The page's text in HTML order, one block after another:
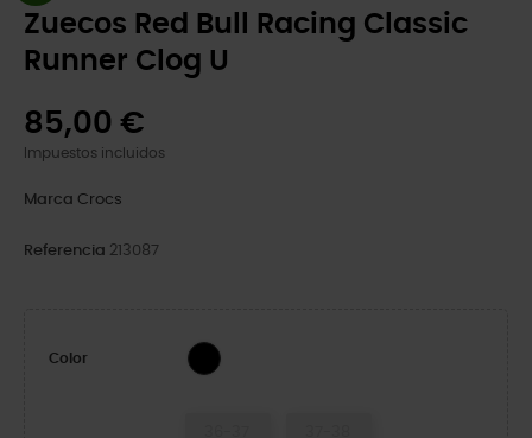
Zuecos Red Bull Racing Classic
Runner Clog U
85,00 €
Impuestos incluidos
Marca Crocs
Referencia 213087
Color Multi